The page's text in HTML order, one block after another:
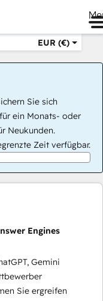
EUR (€)
Sie sich
ein Monats- oder
Neukunden.
Zeit verfügbar.
Engines
Gemini
Sie ergreifen